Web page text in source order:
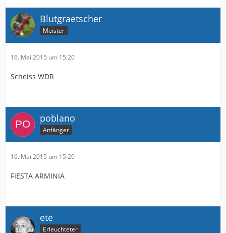
Blutgraetscher
Meister
16. Mai 2015 um 15:20
Scheiss WDR
poblano
Anfänger
16. Mai 2015 um 15:20
FIESTA ARMINIA
ete
Erleuchteter